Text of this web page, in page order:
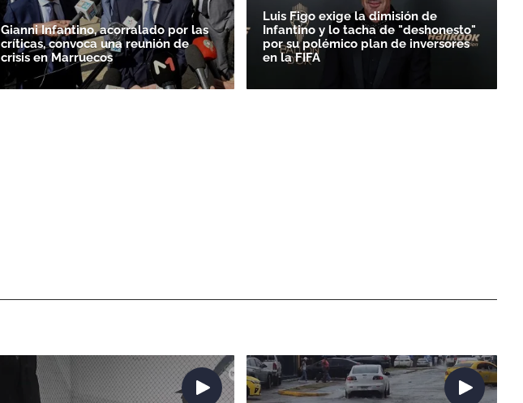
Gianni Infantino, acorralado por las
críticas, convoca una reunión de
crisis en Marruecos
Luis Figo exige la dimisión de
Infantino y lo tacha de "deshonesto"
por su polémico plan de inversores
en la FIFA